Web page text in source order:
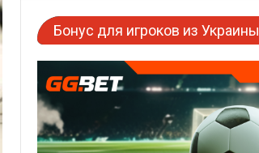
Бонус для игроков из Украины